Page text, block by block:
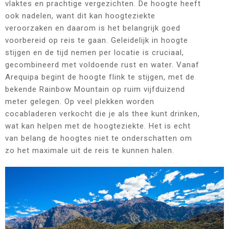
vlaktes en prachtige vergezichten. De hoogte heeft
ook nadelen, want dit kan hoogteziekte
veroorzaken en daarom is het belangrijk goed
voorbereid op reis te gaan. Geleidelijk in hoogte
stijgen en de tijd nemen per locatie is cruciaal,
gecombineerd met voldoende rust en water. Vanaf
Arequipa begint de hoogte flink te stijgen, met de
bekende Rainbow Mountain op ruim vijfduizend
meter gelegen. Op veel plekken worden
cocabladeren verkocht die je als thee kunt drinken,
wat kan helpen met de hoogteziekte. Het is echt
van belang de hoogtes niet te onderschatten om
zo het maximale uit de reis te kunnen halen.